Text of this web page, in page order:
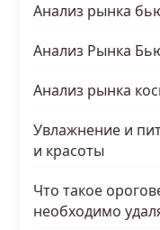
Анализ рынка
Анализ Рынка
Анализ рынка
Увлажнение и
и красоты
Что такое
необходимо